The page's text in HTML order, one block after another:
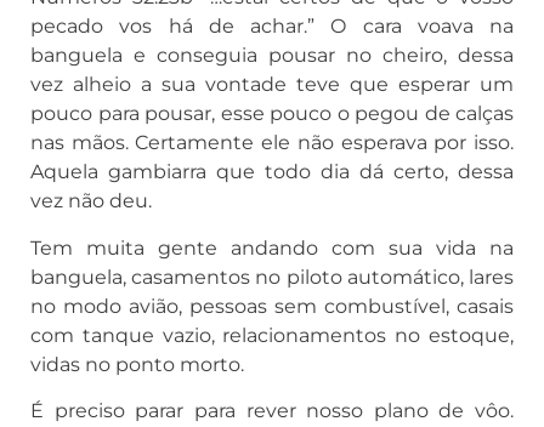
pecado vos há de achar.” O cara voava na
banguela e conseguia pousar no cheiro, dessa
vez alheio a sua vontade teve que esperar um
pouco para pousar, esse pouco o pegou de calças
nas mãos. Certamente ele não esperava por isso.
Aquela gambiarra que todo dia dá certo, dessa
vez não deu.
Tem muita gente andando com sua vida na
banguela, casamentos no piloto automático, lares
no modo avião, pessoas sem combustível, casais
com tanque vazio, relacionamentos no estoque,
vidas no ponto morto.
É preciso parar para rever nosso plano de vôo.